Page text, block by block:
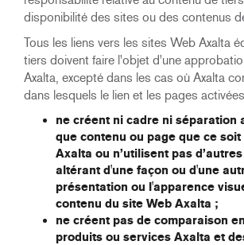
disponibilité des sites ou des contenus
Tous les liens vers les sites Web Axalta
tiers doivent faire l'objet d'une
Axalta, excepté dans les cas où Axalta
dans lesquels le lien et les pages
ne créent ni cadre ni séparation
que contenu ou page que ce
Axalta ou n’utilisent pas
altérant d'une façon ou d'une
présentation ou l'apparence
contenu du site Web Axalta ;
ne créent pas de comparaison
produits ou services Axalta et